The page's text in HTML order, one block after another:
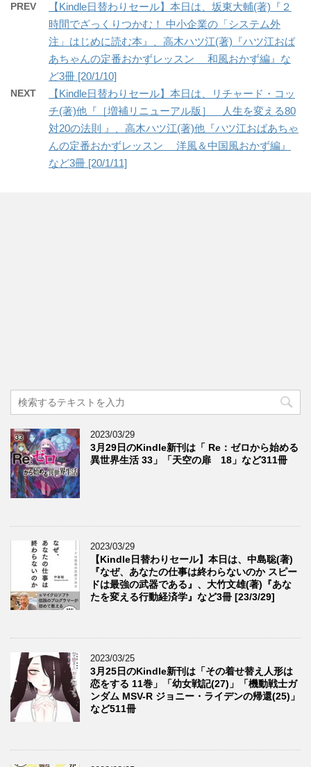
PREV
【Kindle日替わりセール】本日は、坂東大輔(著)『２
時間でざっくりつかむ！ 中小企業の「システム外
注」はじめに読む本』、高木ハツ江(著)『ハツ江おば
あちゃんの定番おかずレッスン 和風おかず編』な
ど3冊 [20/1/10]
NEXT
【Kindle日替わりセール】本日は、リチャード・コッ
チ(著)他『［増補リニューアル版］ 人生を変える80
対20の法則 』、高木ハツ江(著)他『ハツ江おばあちゃ
んの定番おかずレッスン 洋風＆中国風おかず編』
など3冊 [20/1/11]
2023/03/29
3月29日のKindle新刊は「 Re：ゼロから始める
異世界生活 33」「天空の扉 18」など311冊
2023/03/29
【Kindle日替わりセール】本日は、中島聡(著)
『なぜ、あなたの仕事は終わらないのか スピー
ドは最強の武器である』、大竹文雄(著)『あな
たを変える行動経済学』など3冊 [23/3/29]
2023/03/25
3月25日のKindle新刊は「その着せ替え人形は
恋をする 11巻」「幼女戦記(27)」「機動戦士ガ
ンダム MSV-R ジョニー・ライデンの帰還(25)」
など511冊